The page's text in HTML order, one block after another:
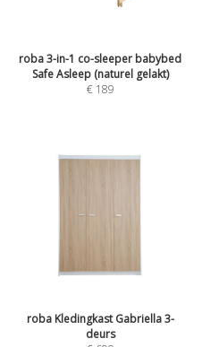
roba 3-in-1 co-sleeper babybed
Safe Asleep (naturel gelakt)
€ 189
roba Kledingkast Gabriella 3-
deurs